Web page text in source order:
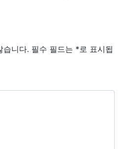
습니다. 필수 필드는 *로 표시됩